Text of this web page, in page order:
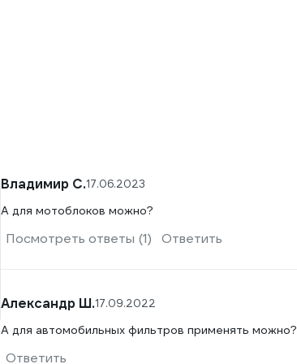
Владимир С.17.06.2023
А для мотоблоков можно?
Посмотреть ответы (1) Ответить
Александр Ш.17.09.2022
А для автомобильных фильтров применять можно?
Ответить